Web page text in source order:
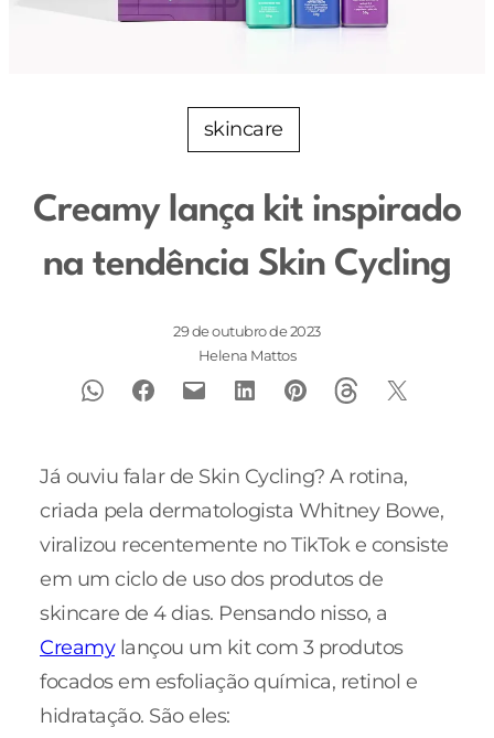
skincare
Creamy lança kit inspirado
na tendência Skin Cycling
29 de outubro de 2023
Helena Mattos
Já ouviu falar de Skin Cycling? A rotina,
criada pela dermatologista Whitney Bowe,
viralizou recentemente no TikTok e consiste
em um ciclo de uso dos produtos de
skincare de 4 dias. Pensando nisso, a
Creamylançou um kit com 3 produtos
focados em esfoliação química, retinol e
hidratação. São eles: